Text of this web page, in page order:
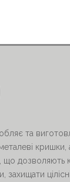
та
кришки,
що дозволяють